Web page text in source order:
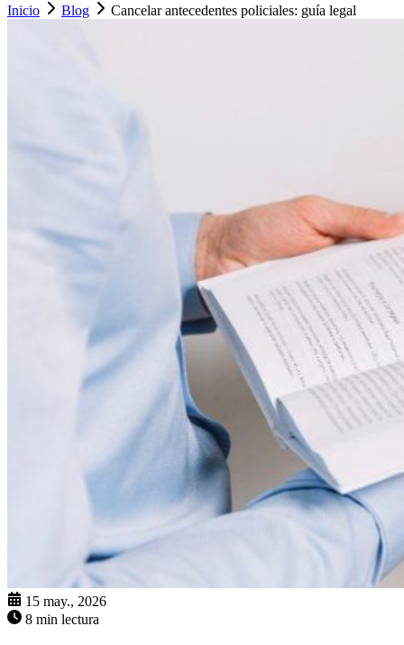
Inicio Blog Cancelar antecedentes policiales: guía legal
15 may., 2026
8 min lectura